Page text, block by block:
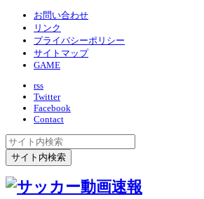
お問い合わせ
リンク
プライバシーポリシー
サイトマップ
GAME
rss
Twitter
Facebook
Contact